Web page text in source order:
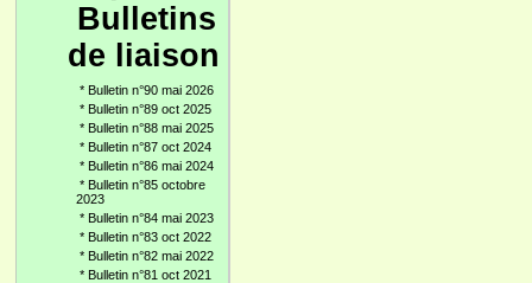
Bulletins
de liaison
* Bulletin n°90 mai 2026
* Bulletin n°89 oct 2025
* Bulletin n°88 mai 2025
* Bulletin n°87 oct 2024
* Bulletin n°86 mai 2024
* Bulletin n°85 octobre
2023
* Bulletin n°84 mai 2023
* Bulletin n°83 oct 2022
* Bulletin n°82 mai 2022
* Bulletin n°81 oct 2021